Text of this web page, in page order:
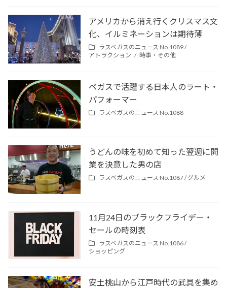
アメリカから消え行くクリスマス文
化、イルミネーションは期待薄
ラスベガスのニュース No.1089 /
アトラクション
時事・その他
ベガスで活躍する日本人のラート・
パフォーマー
ラスベガスのニュース No.1088
うどんの味を初めて知った翌週に開
業を決意した男の店
ラスベガスのニュース No.1087 /グルメ
11月24日のブラックフライデー・
セールの時刻表
ラスベガスのニュース No.1086 /
ショッピング
安土桃山から江戸時代の武具を集め